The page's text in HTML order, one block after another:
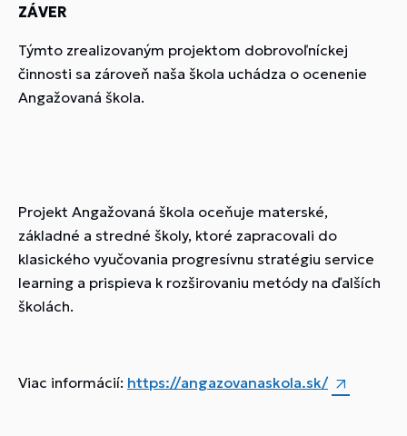
ZÁVER
Týmto zrealizovaným projektom dobrovoľníckej
činnosti sa zároveň naša škola uchádza o ocenenie
Angažovaná škola.
Projekt Angažovaná škola oceňuje materské,
základné a stredné školy, ktoré zapracovali do
klasického vyučovania progresívnu stratégiu service
learning a prispieva k rozširovaniu metódy na ďalších
školách.
Viac informácií: https://angazovanaskola.sk/